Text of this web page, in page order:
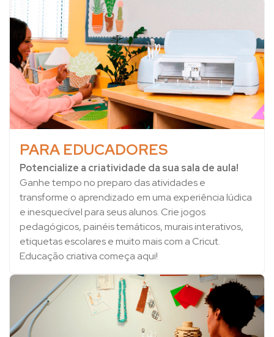
PARA EDUCADORES
Potencialize a criatividade da sua sala de aula!
Ganhe tempo no preparo das atividades e
transforme o aprendizado em uma experiência lúdica
e inesquecível para seus alunos. Crie jogos
pedagógicos, painéis temáticos, murais interativos,
etiquetas escolares e muito mais com a Cricut.
Educação criativa começa aqui!